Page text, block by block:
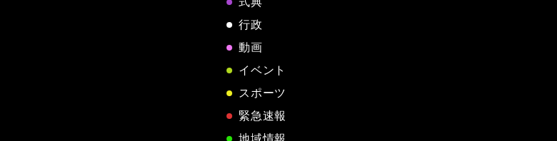
行政
動画
イベント
スポーツ
緊急速報
地域情報